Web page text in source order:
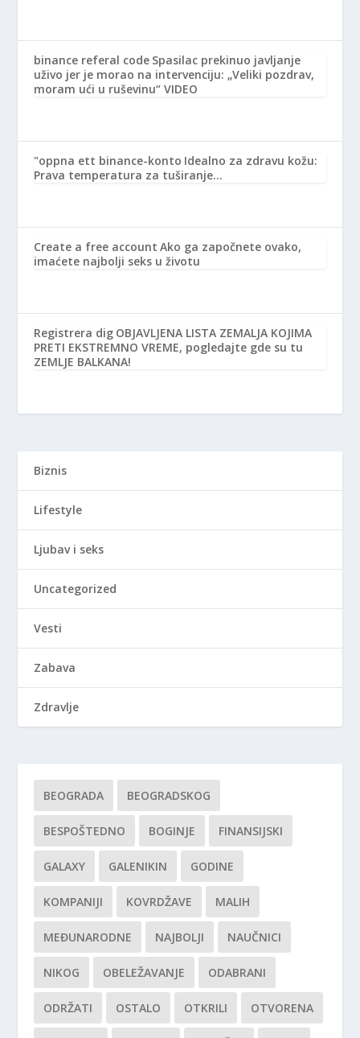
binance referal code Spasilac prekinuo javljanje
uživo jer je morao na intervenciju: „Veliki pozdrav,
moram ući u ruševinu“ VIDEO
"oppna ett binance-konto Idealno za zdravu kožu:
Prava temperatura za tuširanje…
Create a free account Ako ga započnete ovako,
imaćete najbolji seks u životu
Registrera dig OBJAVLJENA LISTA ZEMALJA KOJIMA
PRETI EKSTREMNO VREME, pogledajte gde su tu
ZEMLJE BALKANA!
Biznis
Lifestyle
Ljubav i seks
Uncategorized
Vesti
Zabava
Zdravlje
BEOGRADA BEOGRADSKOG
BESPOŠTEDNO BOGINJE FINANSIJSKI
GALAXY GALENIKIN GODINE
KOMPANIJI KOVRDŽAVE MALIH
MEĐUNARODNE NAJBOLJI NAUČNICI
NIKOG OBELEŽAVANJE ODABRANI
ODRŽATI OSTALO OTKRILI OTVORENA